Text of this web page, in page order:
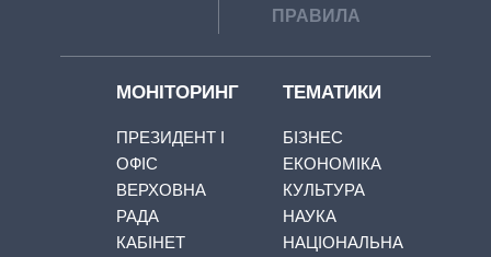
ПРАВИЛА
МОНІТОРИНГ
ПРЕЗИДЕНТ І
ОФІС
ВЕРХОВНА
РАДА
КАБІНЕТ
ТЕМАТИКИ
БІЗНЕС
ЕКОНОМІКА
КУЛЬТУРА
НАУКА
НАЦІОНАЛЬНА